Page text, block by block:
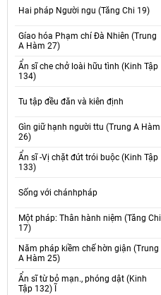
Hai pháp Người ngu (Tăng Chi 19)
Gíao hóa Phạm chí Đà Nhiên (Trung
A Hàm 27)
Ẩn sĩ che chở loài hữu tình (Kinh Tập
134)
Tu tập đều đăn và kiên định
Gìn giữ hạnh người ttu (Trung A Hàm
26)
Ẩn sĩ -Vị chặt đứt trói buộc (Kinh Tập
133)
Sống với chánhpháp
Một pháp: Thân hành niệm (Tăng Chi
17)
Năm pháp kiềm chế hờn giận (Trung
A Hàm 25)
Ẩn sĩ từ bỏ mạn., phóng dật (Kinh
Tập 132) Ĩ